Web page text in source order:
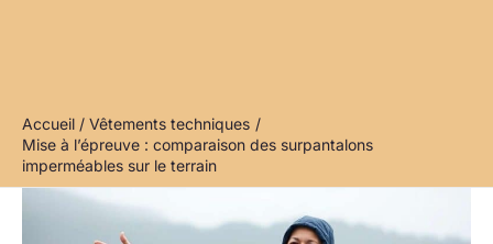
Accueil
Vêtements techniques
Mise à l’épreuve : comparaison des surpantalons
imperméables sur le terrain